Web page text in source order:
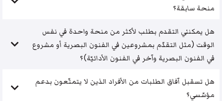
منحة سابقة؟
هل يمكنني التقدم بطلب لأكثر من منحة واحدة في نفس
الوقت (مثل التقدّم بمشروعين في الفنون البصرية أو مشروع
في الفنون البصرية وآخر في الفنون الأدائيّة)؟
هل تسقبل آفاق الطلبات من الأفراد الذين لا يتمتّعون بدعم
مؤسّسي؟